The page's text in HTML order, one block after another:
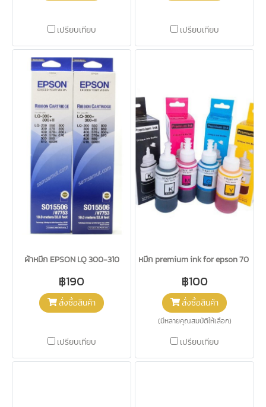
เปรียบเทียบ เปรียบเทียบ
ผ้าหมึก EPSON LQ 300-310
฿190
สั่งซื้อสินค้า
เปรียบเทียบ
หมึก premium ink for epson 70 ml
฿100
สั่งซื้อสินค้า
(มีหลายคุณสมบัติให้เลือก)
เปรียบเทียบ